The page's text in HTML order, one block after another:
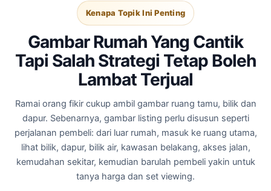
Kenapa Topik Ini Penting
Gambar Rumah Yang Cantik
Tapi Salah Strategi Tetap Boleh
Lambat Terjual
Ramai orang fikir cukup ambil gambar ruang tamu, bilik dan
dapur. Sebenarnya, gambar listing perlu disusun seperti
perjalanan pembeli: dari luar rumah, masuk ke ruang utama,
lihat bilik, dapur, bilik air, kawasan belakang, akses jalan,
kemudahan sekitar, kemudian barulah pembeli yakin untuk
tanya harga dan set viewing.